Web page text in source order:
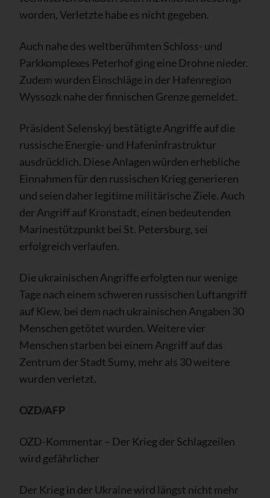
worden, Verletzte habe es nicht gegeben.
Auch nahe des weltberühmten Schloss- und
Parkkomplexes Peterhof ging eine Drohne nieder.
Zudem wurden Einschläge in der Hafenregion
Wyssozk nahe der finnischen Grenze gemeldet.
Präsident Selenskyj bestätigte Angriffe auf die
russische Energie- und Hafeninfrastruktur
ausdrücklich. Diese Anlagen würden erhebliche
Einnahmen für den russischen Krieg generieren
und seien daher legitime militärische Ziele. Auch
der Angriff auf Kronstadt, einen bedeutenden
Marinestützpunkt bei St. Petersburg, sei
erfolgreich verlaufen.
Die ukrainischen Angriffe erfolgten nur wenige
Tage nach einem schweren russischen Luftangriff
auf Kiew, bei dem nach ukrainischen Angaben 30
Menschen getötet wurden. Weitere vier
Menschen starben bei einem Angriff auf das
Zentrum der Stadt Sumy, mehr als 30 weitere
wurden verletzt.
OZD/AFP
OZD-Kommentar – Der Krieg der Schlagzeilen
wird gefährlicher
Der Krieg in der Ukraine wird längst nicht mehr